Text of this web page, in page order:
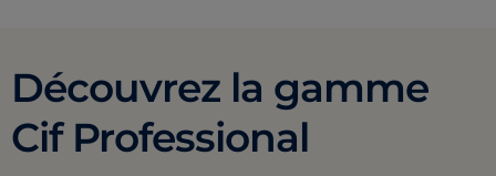
Découvrez la gamme
Cif Professional